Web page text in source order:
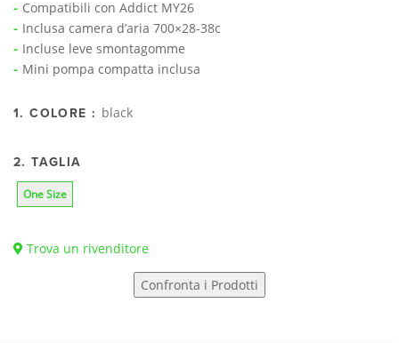
Compatibili con Addict MY26
Inclusa camera d’aria 700×28-38c
Incluse leve smontagomme
Mini pompa compatta inclusa
1. COLORE : black
2. TAGLIA
One Size
Trova un rivenditore
Confronta i Prodotti